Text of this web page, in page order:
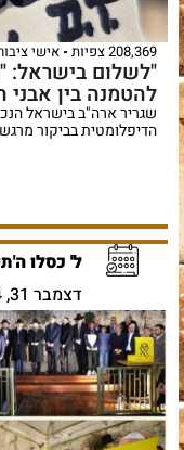
208,369 צפיות אישי
"לשלום בישראל:
להטמנה בין אבני
שגריר ארה"ב בישראל
הדיפלומטית בביקור
ל' כסלו
דצמבר 31, 2024